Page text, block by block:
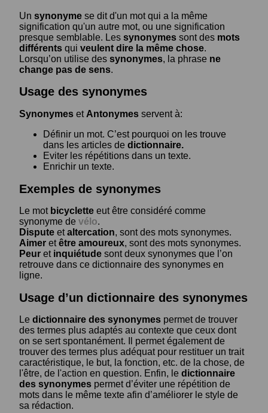
Un synonyme se dit d'un mot qui a la même
signification qu'un autre mot, ou une signification
presque semblable. Les synonymes sont des mots
différents qui veulent dire la même chose.
Lorsqu’on utilise des synonymes, la phrase ne
change pas de sens.
Usage des synonymes
Synonymes et Antonymes servent à:
Définir un mot. C’est pourquoi on les trouve
dans les articles de dictionnaire.
Eviter les répétitions dans un texte.
Enrichir un texte.
Exemples de synonymes
Le mot bicyclette eut être considéré comme
synonyme de vélo.
Dispute etaltercation, sont des mots synonymes.
Aimer etêtre amoureux, sont des mots synonymes.
Peur et inquiétude sont deux synonymes que l’on
retrouve dans ce dictionnaire des synonymes en
ligne.
Usage d’un dictionnaire des synonymes
Le dictionnaire des synonymes permet de trouver
des termes plus adaptés au contexte que ceux dont
on se sert spontanément. Il permet également de
trouver des termes plus adéquat pour restituer un trait
caractéristique, le but, la fonction, etc. de la chose, de
l'être, de l'action en question. Enfin, le dictionnaire
des synonymes permet d’éviter une répétition de
mots dans le même texte afin d’améliorer le style de
sa rédaction.